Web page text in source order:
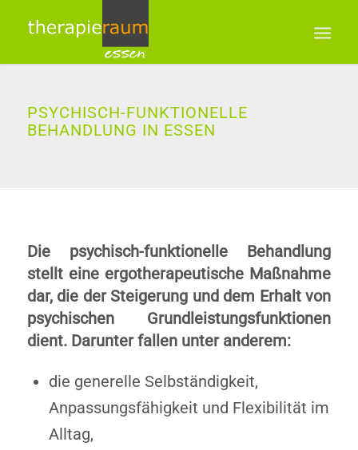
PSYCHISCH-FUNKTIONELLE
BEHANDLUNG IN ESSEN
Die psychisch-funktionelle Behandlung
stellt eine ergotherapeutische Maßnahme
dar, die der Steigerung und dem Erhalt von
psychischen Grundleistungsfunktionen
dient. Darunter fallen unter anderem:
die generelle Selbständigkeit,
Anpassungsfähigkeit und Flexibilität im
Alltag,